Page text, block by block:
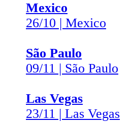
Mexico
26/10 | Mexico
São Paulo
09/11 | São Paulo
Las Vegas
23/11 | Las Vegas